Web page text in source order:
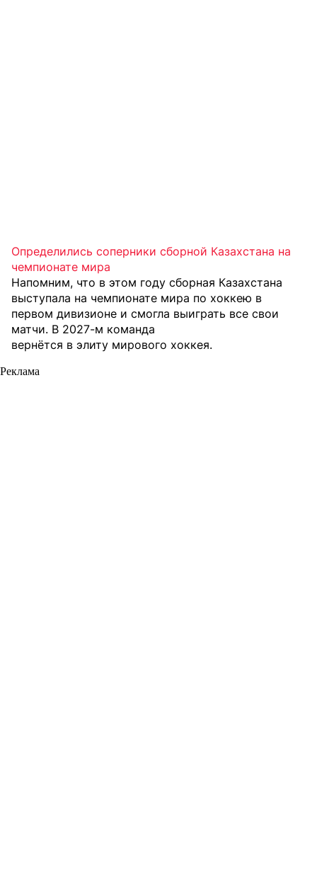
Определились соперники сборной Казахстана на
чемпионате мира
Напомним, что в этом году сборная Казахстана
выступала на чемпионате мира по хоккею в
первом дивизионе и смогла выиграть все свои
матчи. В 2027-м команда
вернётся в элиту мирового хоккея.
Реклама